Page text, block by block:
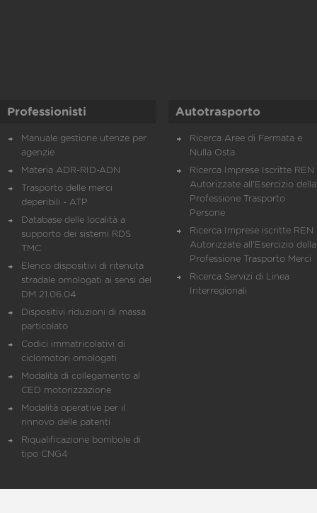
Professionisti
Manuale gestione utenze per
agenzie
Materia ADR-RID-ADN
Trasporto delle merci
deperibili - ATP
Database delle località a
supporto dei sistemi RDS
TMC
Elenco dispositivi di ritenuta
stradale omologati ai sensi del
DM 21.06.04
Dispositivi riduzioni di massa
particolato
Codici immatricolativi di
ciclomotori omologati
Modalità di collegamento al
CED motorizzazione
Modalità operative per il
rinnovo delle patenti
Riqualificazione bombole di
tipo CNG4
Autotrasporto
Ricerca Aree di Fermata e
Nulla Osta
Ricerca Imprese Iscritte REN
Autorizzate all'Esercizio della
Professione Trasporto
Persone
Ricerca Imprese iscritte REN
Autorizzate all'Esercizio della
Professione Trasporto Merci
Ricerca Servizi di Linea
Interregionali